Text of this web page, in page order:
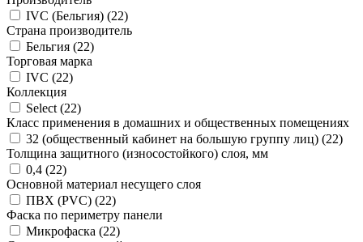
IVC (Бельгия) (22)
Страна производитель
Бельгия (22)
Торговая марка
IVC (22)
Коллекция
Select (22)
Класс применения в домашних и общественных помещениях
32 (общественный кабинет на большую группу лиц) (22)
Толщина защитного (износостойкого) слоя, мм
0,4 (22)
Основной материал несущего слоя
ПВХ (PVC) (22)
Фаска по периметру панели
Микрофаска (22)